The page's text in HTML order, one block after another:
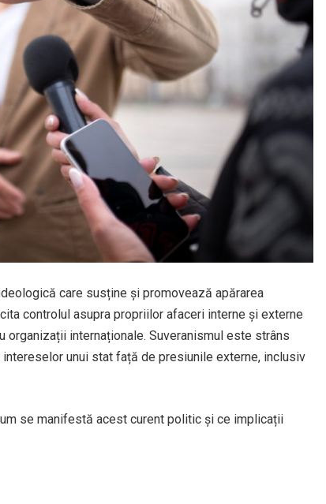
care susține și promovează apărarea
controlul asupra propriilor afaceri interne și externe
internaționale. Suveranismul este strâns
unui stat față de presiunile externe, inclusiv
se manifestă acest curent politic și ce implicații